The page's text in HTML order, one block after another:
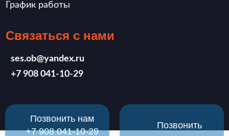
Позвонить нам
‪+7 908 041-10-29
Позвонить
График работы
Связаться с нами
ses.ob@yandex.ru
‪+7 908 041-10-29